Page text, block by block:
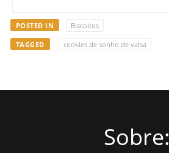
POSTED IN Biscoitos
TAGGED cookies de sonho de valsa
Sobre: